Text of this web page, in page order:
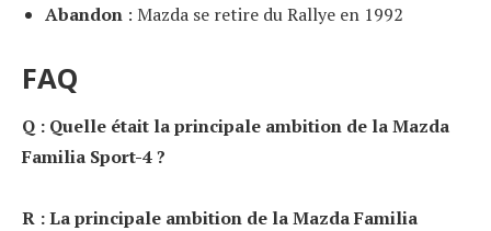
Abandon: Mazda se retire du Rallye en 1992
FAQ
Q : Quelle était la principale ambition de la Mazda
Familia Sport-4 ?
R : La principale ambition de la Mazda Familia